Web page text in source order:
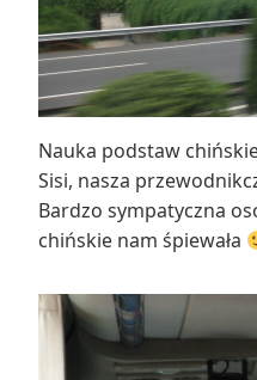
Nauka podstaw
Sisi, nasza
Bardzo sympatyczna
chińskie nam śpiewała